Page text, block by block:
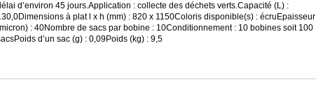
d’environ 45 jours.Application : collecte des déchets verts.Capacité (L) :
à plat l x h (mm) : 820 x 1150Coloris disponible(s) : écruEpaisseur
: 40Nombre de sacs par bobine : 10Conditionnement : 10 bobines soit 100
d’un sac (g) : 0,09Poids (kg) : 9,5